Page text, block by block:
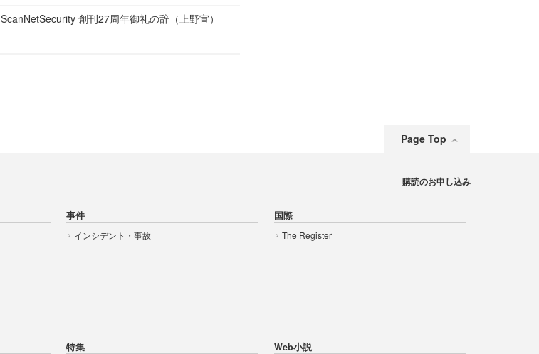
ScanNetSecurity 創刊27周年御礼の辞（上野宣）
Page Top
事件
インシデント・事故
国際
The Register
特集 Web小説
購読のお申し込み